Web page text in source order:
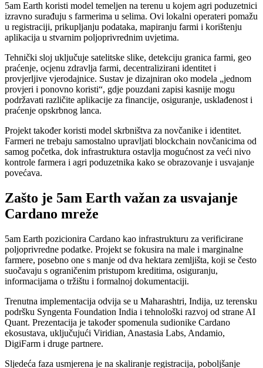
5am Earth koristi model temeljen na terenu u kojem agri poduzetnici
izravno surađuju s farmerima u selima. Ovi lokalni operateri pomažu
u registraciji, prikupljanju podataka, mapiranju farmi i korištenju
aplikacija u stvarnim poljoprivrednim uvjetima.
Tehnički sloj uključuje satelitske slike, detekciju granica farmi, geo
praćenje, ocjenu zdravlja farmi, decentralizirani identitet i
provjerljive vjerodajnice. Sustav je dizajniran oko modela „jednom
provjeri i ponovno koristi“, gdje pouzdani zapisi kasnije mogu
podržavati različite aplikacije za financije, osiguranje, usklađenost i
praćenje opskrbnog lanca.
Projekt također koristi model skrbništva za novčanike i identitet.
Farmeri ne trebaju samostalno upravljati blockchain novčanicima od
samog početka, dok infrastruktura ostavlja mogućnost za veći nivo
kontrole farmera i agri poduzetnika kako se obrazovanje i usvajanje
povećava.
Zašto je 5am Earth važan za usvajanje
Cardano mreže
5am Earth pozicionira Cardano kao infrastrukturu za verificirane
poljoprivredne podatke. Projekt se fokusira na male i marginalne
farmere, posebno one s manje od dva hektara zemljišta, koji se često
suočavaju s ograničenim pristupom kreditima, osiguranju,
informacijama o tržištu i formalnoj dokumentaciji.
Trenutna implementacija odvija se u Maharashtri, Indija, uz terensku
podršku Syngenta Foundation India i tehnološki razvoj od strane AI
Quant. Prezentacija je također spomenula sudionike Cardano
ekosustava, uključujući Viridian, Anastasia Labs, Andamio,
DigiFarm i druge partnere.
Sljedeća faza usmjerena je na skaliranje registracija, poboljšanje